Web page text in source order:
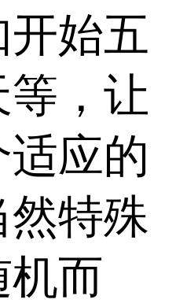
始五
，让
适应的
特殊
机而